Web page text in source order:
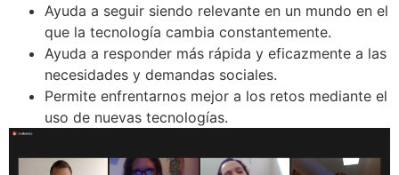
Ayuda a seguir siendo relevante en un mundo en el
que la tecnología cambia constantemente.
Ayuda a responder más rápida y eficazmente a las
necesidades y demandas sociales.
Permite enfrentarnos mejor a los retos mediante el
uso de nuevas tecnologías.